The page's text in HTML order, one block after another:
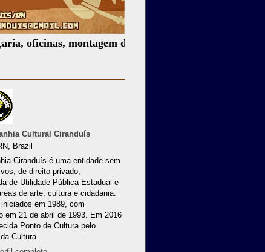
montagem de espetáculos, assessoria cultural,
Cultural Ciranduís
Brazil
Ciranduís é uma entidade sem
de direito privado,
de Utilidade Pública Estadual e
de arte, cultura e cidadania.
em 1989, com
em 21 de abril de 1993. Em 2016
Ponto de Cultura pelo
Cultura.